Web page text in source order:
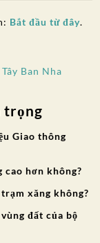
Bắt đầu từ đây.
Ban Nha
trọng
Giao thông
cao hơn không?
xăng không?
đất của bộ